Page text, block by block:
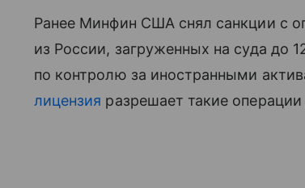
Ранее Минфин США снял санкции с
из России, загруженных на суда до
по контролю за иностранными
лицензия разрешает такие операции